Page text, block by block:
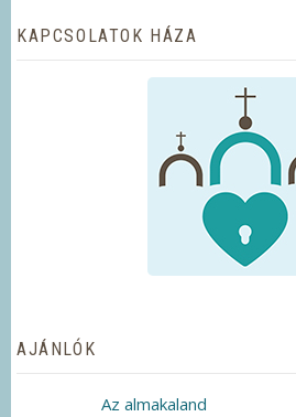
KAPCSOLATOK HÁZA
AJÁNLÓK
Az almakaland